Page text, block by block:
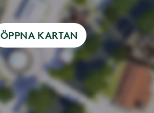
ÖPPNA KARTAN